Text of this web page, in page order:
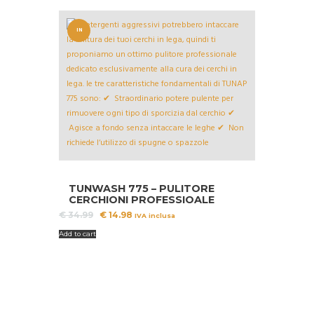
IN
OFFERT
A!
TUNWASH 775 – PULITORE
CERCHIONI PROFESSIOALE
€34.99 Il
€ 14.98 IlIVA inclusa
Add to cart